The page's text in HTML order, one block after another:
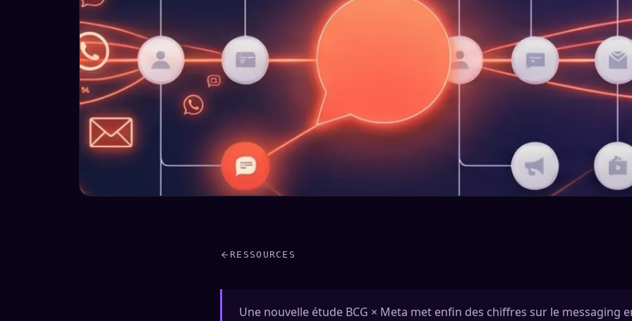
RESSOURCES
Une nouvelle étude BCG × Meta met enfin des chiffres sur le messaging